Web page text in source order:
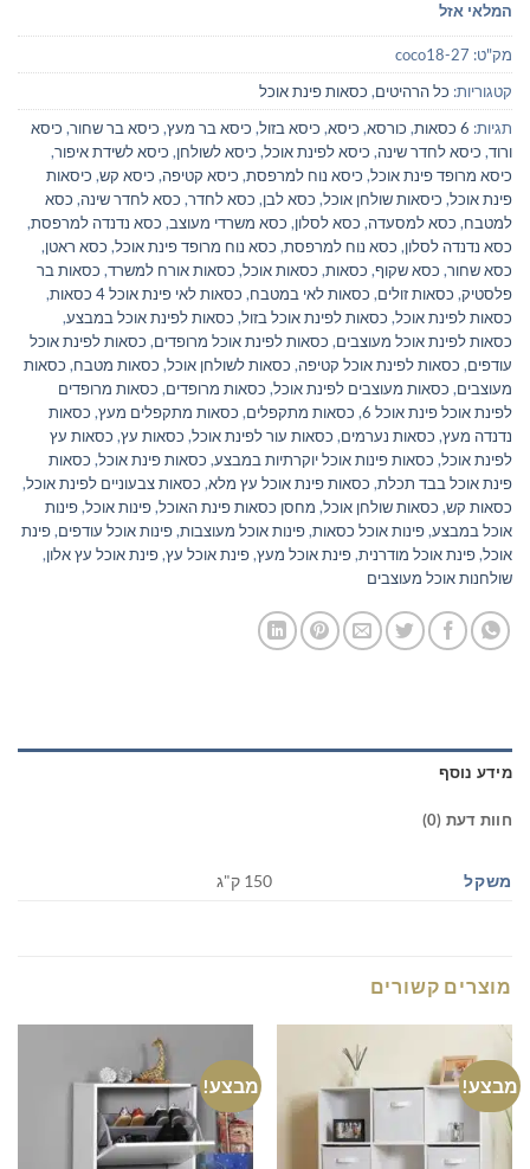
המלאי אזל
מק"ט: coco18-27
קטגוריות: כל הרהיטים, כסאות פינת אוכל
תגיות: 6 כסאות , כורסא, כיסא, כיסא בזול, כיסא בר מעץ, כיסא בר שחור, כיסא
ורוד, כיסא לחדר שינה, כיסא לפינת אוכל, כיסא לשולחן, כיסא לשידת איפור,
כיסא מרופד פינת אוכל, כיסא נוח למרפסת, כיסא קטיפה, כיסא קש, כיסאות
פינת אוכל, כיסאות שולחן אוכל, כסא לבן, כסא לחדר, כסא לחדר שינה, כסא
למטבח, כסא למסעדה, כסא לסלון, כסא משרדי מעוצב, כסא נדנדה למרפסת,
כסא נדנדה לסלון, כסא נוח למרפסת, כסא נוח מרופד פינת אוכל, כסא ראטן,
כסא שחור, כסא שקוף, כסאות, כסאות אוכל, כסאות אורח למשרד, כסאות בר
פלסטיק, כסאות זולים, כסאות לאי במטבח, כסאות לאי פינת אוכל 4 כסאות
,
כסאות לפינת אוכל, כסאות לפינת אוכל בזול, כסאות לפינת אוכל במבצע,
כסאות לפינת אוכל מעוצבים, כסאות לפינת אוכל מרופדים, כסאות לפינת אוכל
עודפים, כסאות לפינת אוכל קטיפה, כסאות לשולחן אוכל, כסאות מטבח, כסאות
מעוצבים, כסאות מעוצבים לפינת אוכל, כסאות מרופדים, כסאות מרופדים
לפינת אוכל פינת אוכל 6
, כסאות מתקפלים, כסאות מתקפלים מעץ, כסאות
נדנדה מעץ, כסאות נערמים, כסאות עור לפינת אוכל, כסאות עץ, כסאות עץ
לפינת אוכל, כסאות פינות אוכל יוקרתיות במבצע, כסאות פינת אוכל, כסאות
פינת אוכל בבד תכלת, כסאות פינת אוכל עץ מלא, כסאות צבעוניים לפינת אוכל,
כסאות קש, כסאות שולחן אוכל, מחסן כסאות פינת האוכל,פינות אוכל,פינות
אוכל במבצע,פינות אוכל כסאות,פינות אוכל מעוצבות,פינות אוכל עודפים,פינת
אוכל,פינת אוכל מודרנית,פינת אוכל מעץ,פינת אוכל עץ,פינת אוכל עץ אלון,
שולחנות אוכל מעוצבים
מידע נוסף
חוות דעת (0)
משקל 150 ק"ג
מוצרים קשורים
מבצע! מבצע!